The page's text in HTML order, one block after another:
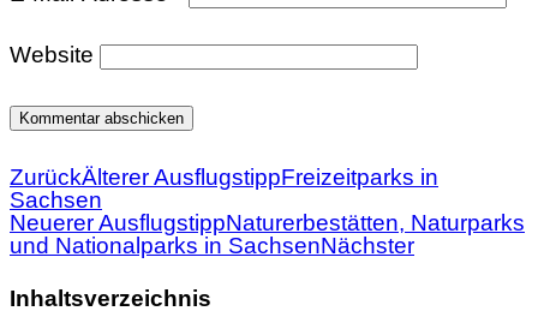
Website
ZurückÄlterer AusflugstippFreizeitparks in
Sachsen
Neuerer AusflugstippNaturerbestätten, Naturparks
und Nationalparks in SachsenNächster
Inhaltsverzeichnis